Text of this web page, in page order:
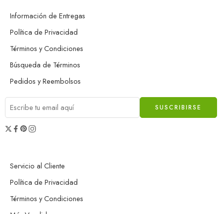
Información de Entregas
Política de Privacidad
Términos y Condiciones
Búsqueda de Términos
Pedidos y Reembolsos
Servicio al Cliente
Política de Privacidad
Términos y Condiciones